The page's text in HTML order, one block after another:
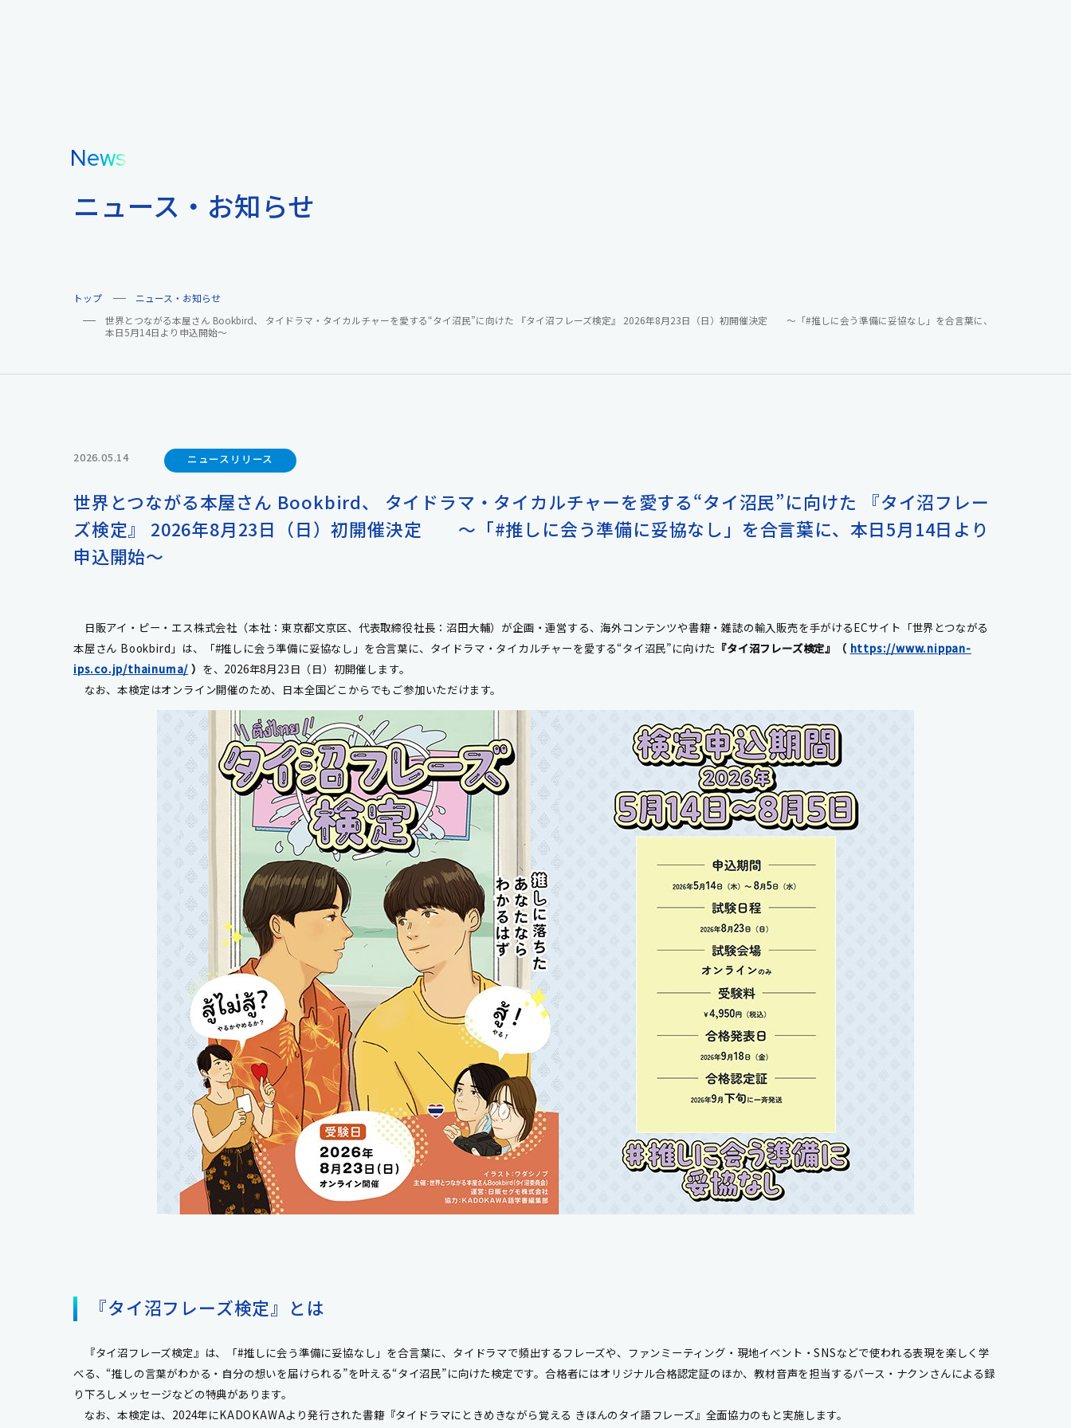
News
ニュース・お知らせ
トップ
ニュース・お知らせ
世界とつながる本屋さん Bookbird、 タイドラマ・タイカルチャーを愛する“タイ沼民”に向けた 『タイ沼フレーズ検定』 2026年8月23日（日）初開催決定 ～「#推しに会う準備に妥協なし」を合言葉に、
本日5月14日より申込開始～
2026.05.14 ニュースリリース
世界とつながる本屋さん Bookbird、 タイドラマ・タイカルチャーを愛する“タイ沼民”に向けた 『タイ沼フレー
ズ検定』 2026年8月23日（日）初開催決定 ～「#推しに会う準備に妥協なし」を合言葉に、本日5月14日より
申込開始～
日販アイ・ピー・エス株式会社（本社：東京都文京区、代表取締役社長：沼田大輔）が企画・運営する、海外コンテンツや書籍・雑誌の輸入販売を手がけるECサイト「世界とつながる
本屋さん Bookbird 」は、「#推しに会う準備に妥協なし」を合言葉に、タイドラマ・タイカルチャーを愛する“タイ沼民”に向けた 『タイ沼フレーズ検定』 （ https://www.nippan-
ips.co.jp/thainuma/ ） を、 2026年8月23 日（日）初開催します。
なお、本検定はオンライン開催のため、日本全国どこからでもご参加いただけます。
『タイ沼フレーズ検定』とは
『タイ沼フレーズ検定』は、「#推しに会う準備に妥協なし」を合言葉に、タイドラマで頻出するフレーズや、ファンミーティング・現地イベント・SNSなどで使われる表現を楽しく学
べる、“推しの言葉がわかる・自分の想いを届けられる”を叶える“タイ沼民”に向けた検定です。合格者にはオリジナル合格認定証のほか、教材音声を担当するパース・ナクンさんによる録
り下ろしメッセージなどの特典があります。
なお、本検定は、2024年にKADOKAWAより発行された書籍『タイドラマにときめきながら覚える きほんのタイ語フレーズ』全面協力のもと実施します。